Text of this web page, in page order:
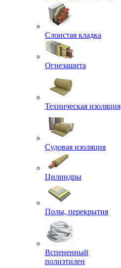
Слоистая кладка
Огнезащита
Техническая изоляция
Судовая изоляция
Цилиндры
Полы, перекрытия
Вспененный
полиэтилен